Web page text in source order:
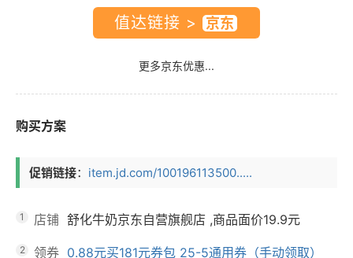
值达链接 >
更多京东优惠...
购买方案
促销链接： item.jd.com/100196113500.....
1 店铺 舒化牛奶京东自营旗舰店 ,商品面价19.9元
2 领券 0.88元买181元券包 25-5通用券（手动领取）